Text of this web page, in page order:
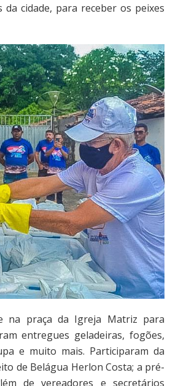
cidade, para receber os peixes
na praça da Igreja Matriz para
entregues geladeiras, fogões,
e muito mais. Participaram da
de Belágua Herlon Costa; a pré-
de vereadores e secretários